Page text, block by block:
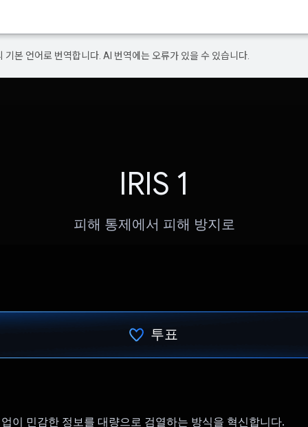
본 언어로 번역합니다. AI 번역에는 오류가 있을 수 있습니다.
IRIS 1
피해 통제에서 피해 방지로
투표
이 민감한 정보를 대량으로 검열하는 방식을 혁신합니다.